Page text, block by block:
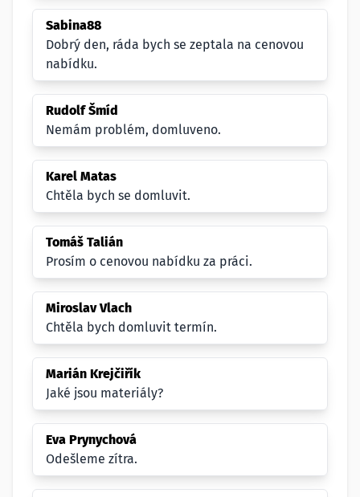
Sabina88
Dobrý den, ráda bych se zeptala na cenovou
nabídku.
Rudolf Šmíd
Nemám problém, domluveno.
Karel Matas
Chtěla bych se domluvit.
Tomáš Talián
Prosím o cenovou nabídku za práci.
Miroslav Vlach
Chtěla bych domluvit termín.
Marián Krejčiřík
Jaké jsou materiály?
Eva Prynychová
Odešleme zítra.